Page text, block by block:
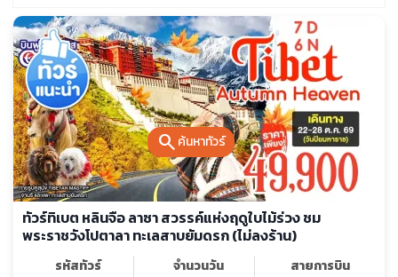
search
searchค้นหาทัวร์
ทัวร์ทิเบต หลินจือ ลาซา สวรรค์แห่งฤดูใบไม้ร่วง ชม
พระราชวังโปตาลา ทะเลสาบยัมดรก (ไม่ลงร้าน)
รหัสทัวร์
จำนวนวัน
สายการบิน